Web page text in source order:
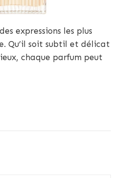
expressions les plus
Qu’il soit subtil et délicat
chaque parfum peut